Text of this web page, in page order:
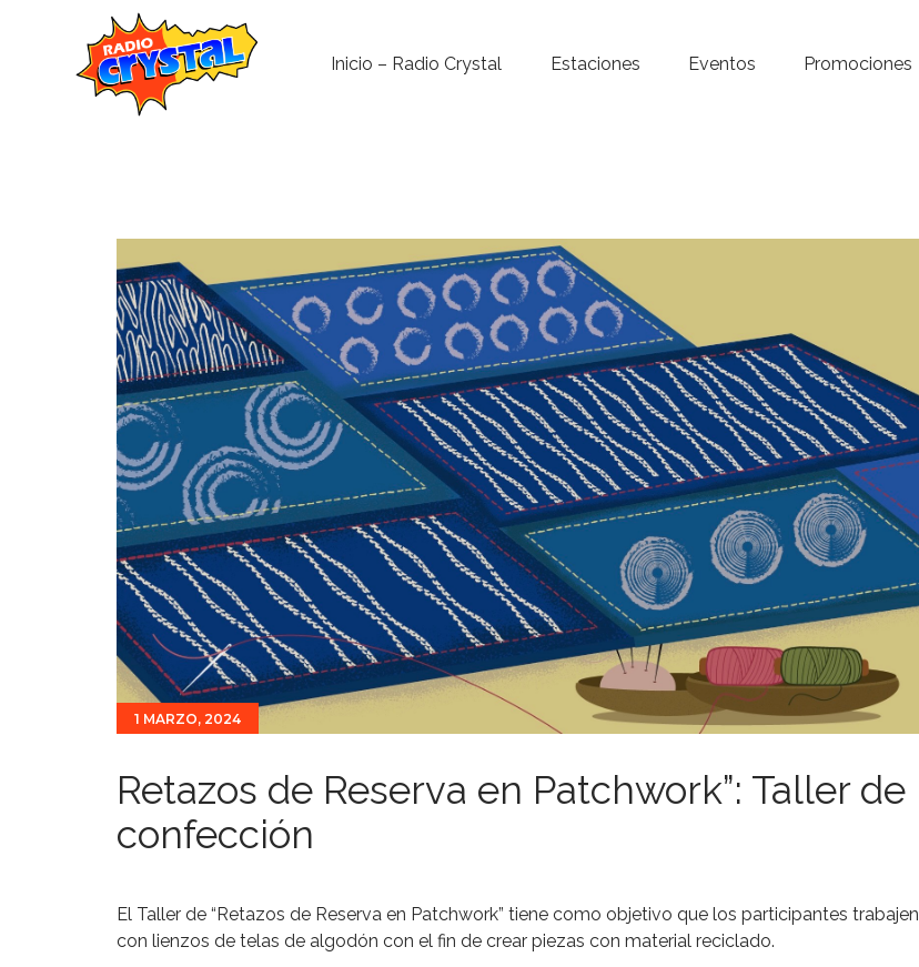
Inicio – Radio Crystal Estaciones Eventos Promociones
Noticias
Para ti
Contacto
1 MARZO, 2024
Retazos de Reserva en Patchwork”: Taller de
confección
El Taller de “Retazos de Reserva en Patchwork” tiene como objetivo que los participantes trabajen
con lienzos de telas de algodón con el fin de crear piezas con material reciclado.